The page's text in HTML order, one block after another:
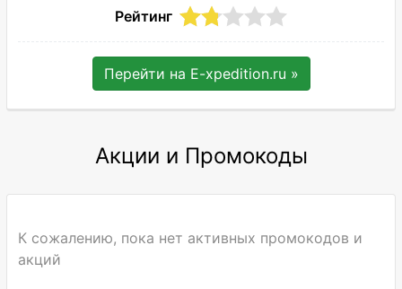
Рейтинг
Перейти на E-xpedition.ru »
Акции и Промокоды
К сожалению, пока нет активных промокодов и
акций